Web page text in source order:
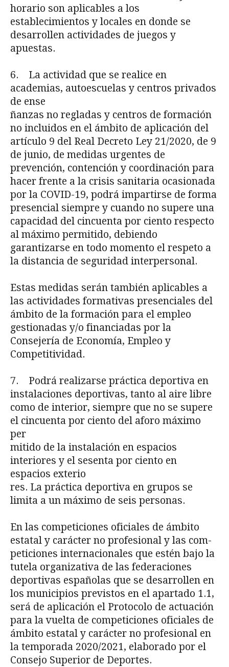
horario son aplicables a los
establecimientos y locales en donde se
desarrollen actividades de juegos y
apuestas.
6. La actividad que se realice en
academias, autoescuelas y centros privados
de ense­
ñanzas no regladas y centros de formación
no incluidos en el ámbito de aplicación del
artícu­lo 9 del Real Decreto Ley 21/2020, de 9
de junio, de medidas urgentes de
prevención, conten­ción y coordinación para
hacer frente a la crisis sanitaria ocasionada
por la COVID-19, podrá impartirse de forma
presencial siempre y cuando no supere una
capacidad del cincuenta por ciento respecto
al máximo permitido, debiendo
garantizarse en todo momento el respeto a
la distancia de seguridad interpersonal.
Estas medidas serán también aplicables a
las actividades formativas presenciales del
ámbito de la formación para el empleo
gestionadas y/o financiadas por la
Consejería de Economía, Empleo y
Competitividad.
7. Podrá realizarse práctica deportiva en
instalaciones deportivas, tanto al aire libre
como de interior, siempre que no se supere
el cincuenta por ciento del aforo máximo
per­
mitido de la instalación en espacios
interiores y el sesenta por ciento en
espacios exterio­
res. La práctica deportiva en grupos se
limita a un máximo de seis personas.
En las competiciones oficiales de ámbito
estatal y carácter no profesional y las com­
peticiones internacionales que estén bajo la
tutela organizativa de las federaciones
deporti­vas españolas que se desarrollen en
los municipios previstos en el apartado 1.1,
será de apli­cación el Protocolo de actuación
para la vuelta de competiciones oficiales de
ámbito estatal y carácter no profesional en
la temporada 2020/2021, elaborado por el
Consejo Superior de Deportes.